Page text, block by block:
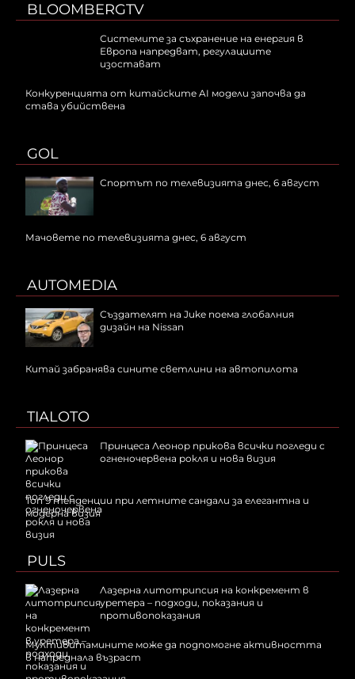
BLOOMBERGTV
Системите за съхранение на енергия в
Европа напредват, регулациите
изостават
Конкуренцията от китайските AI модели започва да
става убийствена
GOL
Спортът по телевизията днес, 6 август
Мачовете по телевизията днес, 6 август
AUTOMEDIA
Създателят на Juke поема глобалния
дизайн на Nissan
Китай забранява сините светлини на автопилота
TIALOTO
Принцеса Леонор прикова всички погледи с
огненочервена рокля и нова визия
Топ 9 тенденции при летните сандали за елегантна и
модерна визия
PULS
Лазерна литотрипсия на конкремент в
уретера – подходи, показания и
противопоказания
Мултивитамините може да подпомогне активността
в напреднала възраст